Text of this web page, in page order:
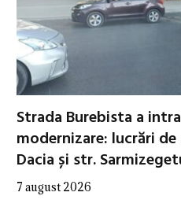
Strada Burebista a
modernizare: lucrări
Dacia și str.
7 august 2026